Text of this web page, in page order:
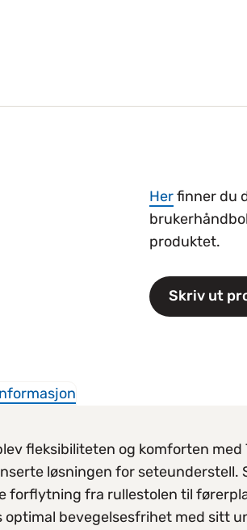
Herfinner du
produktet.
Skriv ut
fleksibiliteten og komforten
løsningen for seteunderstell.
forflytning fra rullestolen til
optimal bevegelsesfrihet med sitt